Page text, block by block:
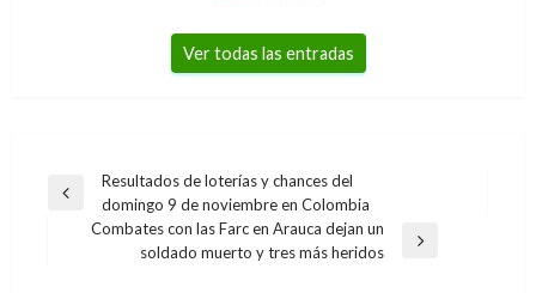
Ver todas las entradas
Navegación
Entrada
anterior
Resultados de loterías y chances del
domingo 9 de noviembre en Colombia
Combates con las Farc en Arauca dejan un
soldado muerto y tres más heridos